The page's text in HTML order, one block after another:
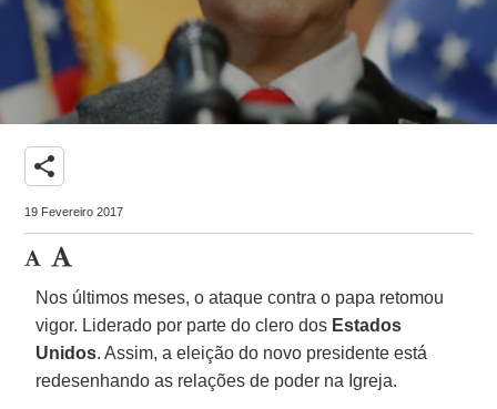
share
19 Fevereiro 2017
Nos últimos meses, o ataque contra o papa retomou
vigor. Liderado por parte do clero dos Estados
Unidos. Assim, a eleição do novo presidente está
redesenhando as relações de poder na Igreja.